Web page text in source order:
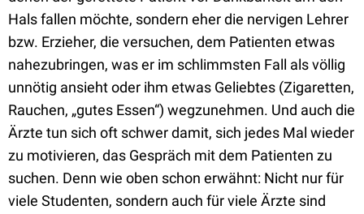
Hals fallen möchte, sondern eher die nervigen Lehrer
bzw. Erzieher, die versuchen, dem Patienten etwas
nahezubringen, was er im schlimmsten Fall als völlig
unnötig ansieht oder ihm etwas Geliebtes (Zigaretten,
Rauchen, „gutes Essen“) wegzunehmen. Und auch die
Ärzte tun sich oft schwer damit, sich jedes Mal wieder
zu motivieren, das Gespräch mit dem Patienten zu
suchen. Denn wie oben schon erwähnt: Nicht nur für
viele Studenten, sondern auch für viele Ärzte sind